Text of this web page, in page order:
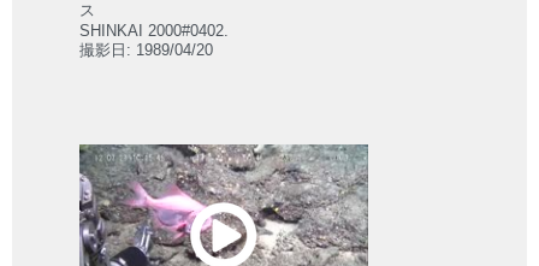
ス
SHINKAI 2000#0402.
撮影日: 1989/04/20